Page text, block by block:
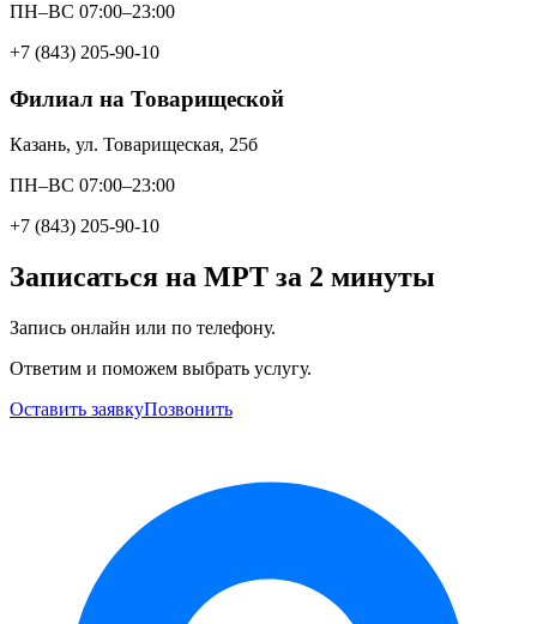
ПН–ВС 07:00–23:00
+7 (843) 205-90-10
Филиал на Товарищеской
Казань, ул. Товарищеская, 25б
ПН–ВС 07:00–23:00
+7 (843) 205-90-10
Записаться на МРТ за 2 минуты
Запись онлайн или по телефону.
Ответим и поможем выбрать услугу.
Оставить заявкуПозвонить